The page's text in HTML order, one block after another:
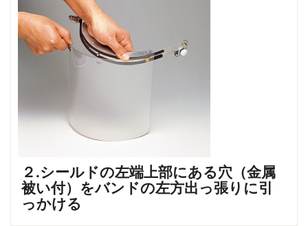
２.シールドの左端上部にある穴（金属
被い付）をバンドの左方出っ張りに引
っかける